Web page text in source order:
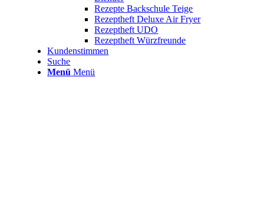
Rezepte Backschule Teige
Rezeptheft Deluxe Air Fryer
Rezeptheft UDO
Rezeptheft Würzfreunde
Kundenstimmen
Suche
Menü Menü